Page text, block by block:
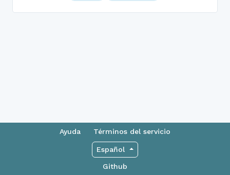
Ayuda Términos del servicio
Español
Github